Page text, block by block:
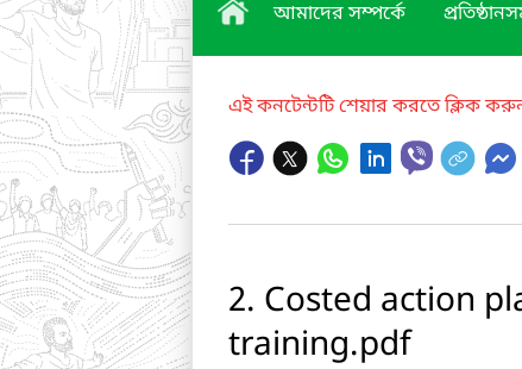
আমাদের সম্পর্কে
এই কনটেন্টটি শেয়ার করতে ক্লিক
2. Costed action
training.pdf